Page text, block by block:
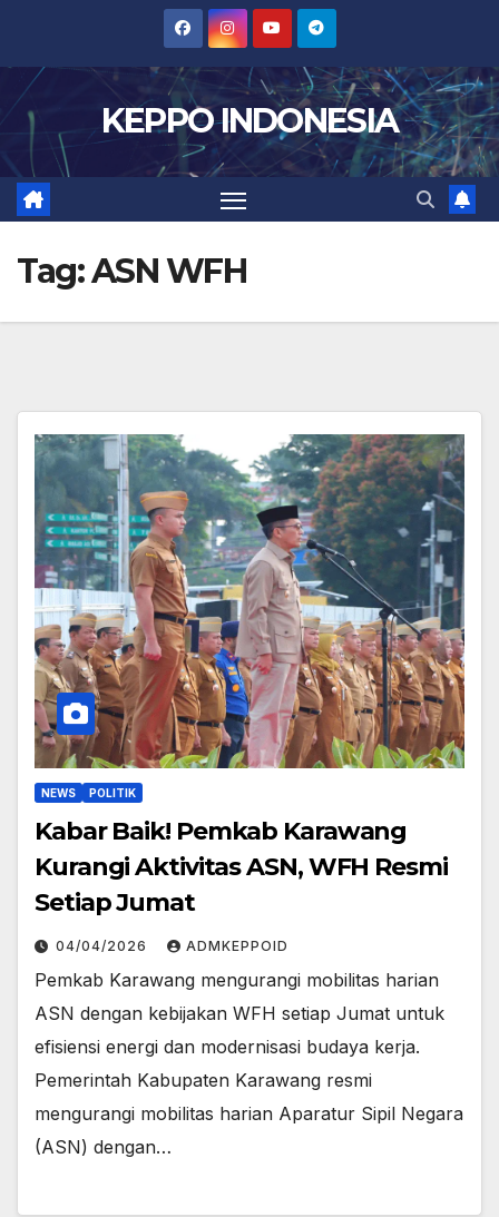
content
KEPPO INDONESIA
Tag:ASN WFH
NEWS POLITIK
Kabar Baik! Pemkab Karawang
Kurangi Aktivitas ASN, WFH Resmi
Setiap Jumat
04/04/2026 ADMKEPPOID
Pemkab Karawang mengurangi mobilitas harian
ASN dengan kebijakan WFH setiap Jumat untuk
efisiensi energi dan modernisasi budaya kerja.
Pemerintah Kabupaten Karawang resmi
mengurangi mobilitas harian Aparatur Sipil Negara
(ASN) dengan…